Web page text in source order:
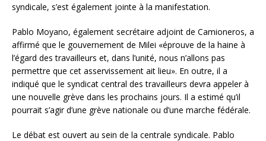
syndicale, s’est également jointe à la manifestation.
Pablo Moyano, également secrétaire adjoint de Camioneros, a
affirmé que le gouvernement de Milei «éprouve de la haine à
l’égard des travailleurs et, dans l’unité, nous n’allons pas
permettre que cet asservissement ait lieu». En outre, il a
indiqué que le syndicat central des travailleurs devra appeler à
une nouvelle grève dans les prochains jours. Il a estimé qu’il
pourrait s’agir d’une grève nationale ou d’une marche fédérale.
Le débat est ouvert au sein de la centrale syndicale. Pablo